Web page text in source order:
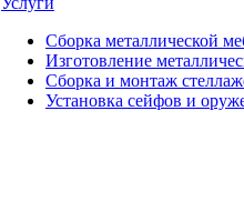
Сборка металлической
Изготовление
Сборка и монтаж
Установка сейфов и